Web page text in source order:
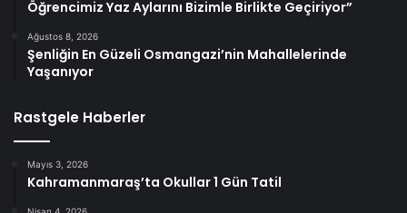
Öğrencimiz Yaz Aylarını Bizimle Birlikte Geçiriyor”
Ağustos 8, 2026
Şenliğin En Güzeli Osmangazi’nin Mahallelerinde
Yaşanıyor
Rastgele Haberler
Mayıs 3, 2026
Kahramanmaraş’ta Okullar 1 Gün Tatil
Nisan 4, 2026